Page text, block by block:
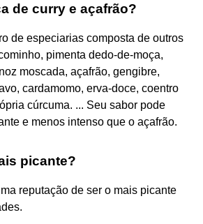
de curry e açafrão?
de especiarias composta de outros
pimenta dedo-de-moça,
moscada, açafrão, gengibre,
cardamomo, erva-doce, coentro
cúrcuma. ... Seu sabor pode
e menos intenso que o açafrão.
picante?
reputação de ser o mais picante